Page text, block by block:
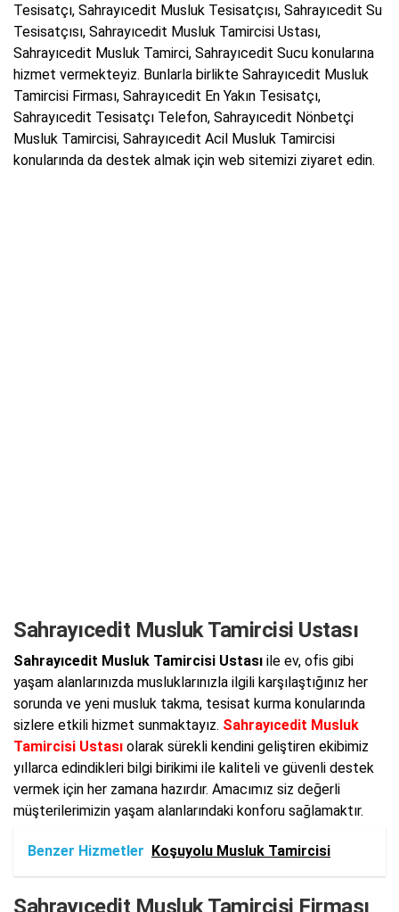
Tesisatçı, Sahrayıcedit Musluk Tesisatçısı, Sahrayıcedit Su
Tesisatçısı, Sahrayıcedit Musluk Tamircisi Ustası,
Sahrayıcedit Musluk Tamirci, Sahrayıcedit Sucu konularına
hizmet vermekteyiz. Bunlarla birlikte Sahrayıcedit Musluk
Tamircisi Firması, Sahrayıcedit En Yakın Tesisatçı,
Sahrayıcedit Tesisatçı Telefon, Sahrayıcedit Nönbetçi
Musluk Tamircisi, Sahrayıcedit Acil Musluk Tamircisi
konularında da destek almak için web sitemizi ziyaret edin.
Sahrayıcedit Musluk Tamircisi Ustası
Sahrayıcedit Musluk Tamircisi Ustası ile ev, ofis gibi
yaşam alanlarınızda musluklarınızla ilgili karşılaştığınız her
sorunda ve yeni musluk takma, tesisat kurma konularında
sizlere etkili hizmet sunmaktayız. Sahrayıcedit Musluk
Tamircisi Ustası olarak sürekli kendini geliştiren ekibimiz
yıllarca edindikleri bilgi birikimi ile kaliteli ve güvenli destek
vermek için her zamana hazırdır. Amacımız siz değerli
müşterilerimizin yaşam alanlarındaki konforu sağlamaktır.
Benzer Hizmetler Koşuyolu Musluk Tamircisi
Sahrayıcedit Musluk Tamircisi Firması